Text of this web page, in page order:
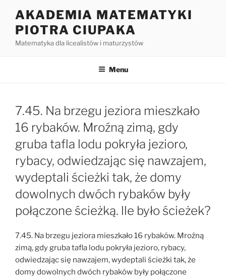
treści
AKADEMIA MATEMATYKI
PIOTRA CIUPAKA
Matematyka dla licealistów i maturzystów
Menu
7.45. Na brzegu jeziora mieszkało
16 rybaków. Mroźną zimą, gdy
gruba tafla lodu pokryła jezioro,
rybacy, odwiedzając się nawzajem,
wydeptali ścieżki tak, że domy
dowolnych dwóch rybaków były
połączone ścieżką. lle było ścieżek?
7.45. Na brzegu jeziora mieszkało 16 rybaków. Mroźną
zimą, gdy gruba tafla lodu pokryła jezioro, rybacy,
odwiedzając się nawzajem, wydeptali ścieżki tak, że
domy dowolnych dwóch rybaków były połączone